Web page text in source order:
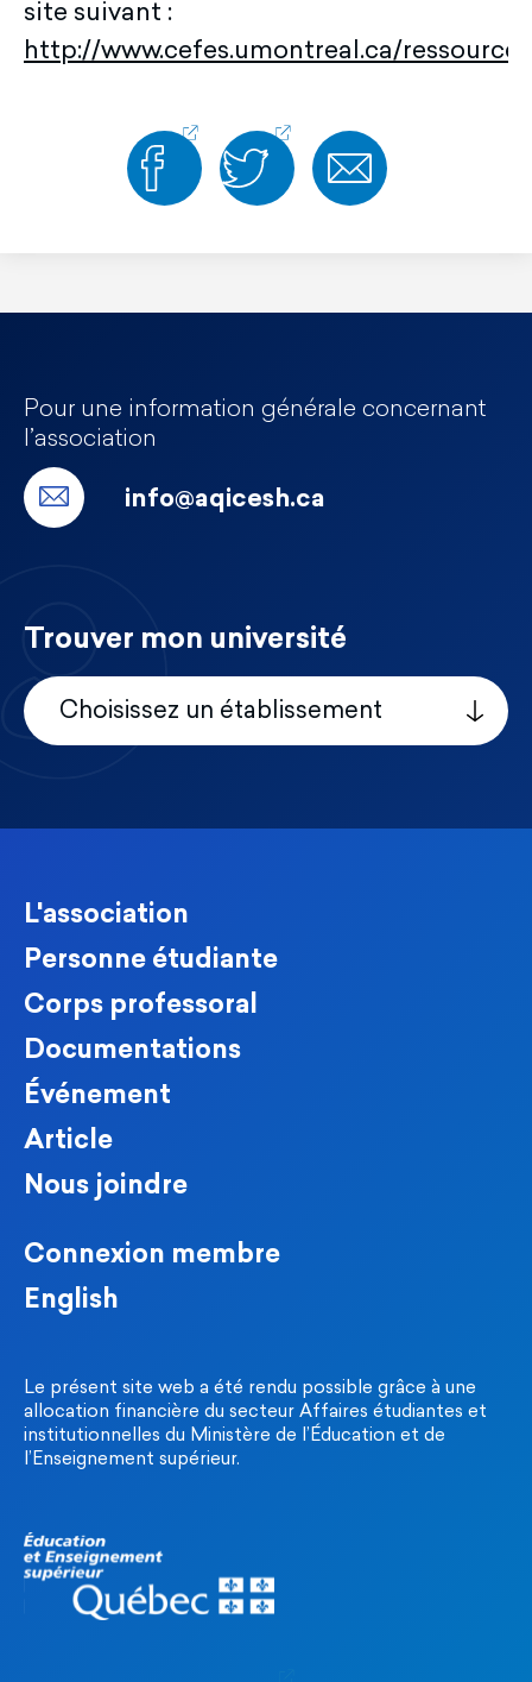
site suivant :
http://www.cefes.umontreal.ca/
L'association
Personne étudiante
Corps professoral
Documentations
Événement
Article
Nous joindre
Connexion membre
English
Le présent site web a été rendu possible grâce à une
allocation financière du secteur Affaires étudiantes et
institutionnelles du Ministère de l’Éducation et de
l’Enseignement supérieur.
Pour une information générale concernant
l’association
info@aqicesh.ca
Trouver mon université
Choisissez un établissement